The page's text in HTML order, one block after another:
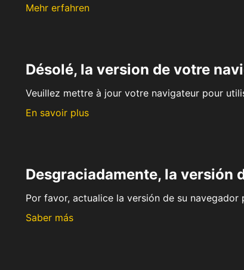
Mehr erfahren
Désolé, la version de votre
Veuillez mettre à jour votre navigateur pour
En savoir plus
Desgraciadamente, la versión
Por favor, actualice la versión de su
Saber más